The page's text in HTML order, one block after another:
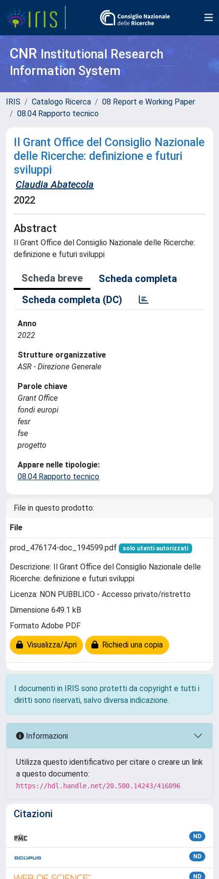
CNR Institutional Research
Information System
IRIS Catalogo Ricerca
08 Report e Working Paper
08.04 Rapporto tecnico
Il Grant Office del Consiglio Nazionale
delle Ricerche: definizione e futuri
sviluppi
Claudia Abatecola
2022
Abstract
Il Grant Office del Consiglio Nazionale delle Ricerche:
definizione e futuri sviluppi
Scheda breve
Scheda completa
Scheda completa (DC)
Anno
2022
Strutture organizzative
ASR - Direzione Generale
Parole chiave
Grant Office
fondi europi
fesr
fse
progetto
Appare nelle tipologie:
08.04 Rapporto tecnico
File in questo prodotto:
File
prod_476174-doc_194599.pdf solo utenti autorizzati
Descrizione: Il Grant Office del Consiglio Nazionale delle
Ricerche: definizione e futuri sviluppi
Licenza: NON PUBBLICO - Accesso privato/ristretto
Dimensione 649.1 kB
Formato Adobe PDF
Visualizza/Apri Richiedi una copia
I documenti in IRIS sono protetti da copyright e tutti i
diritti sono riservati, salvo diversa indicazione.
Informazioni
Utilizza questo identificativo per citare o creare un link
a questo documento:
https://hdl.handle.net/20.500.14243/416096
Citazioni
ND
ND
ND